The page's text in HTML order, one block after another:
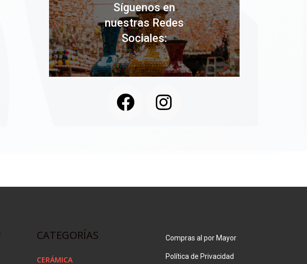
Síguenos en
nuestras Redes
Sociales:
CATEGORÍAS
CERÁMICA
Compras al por Mayor
Política de Privacidad